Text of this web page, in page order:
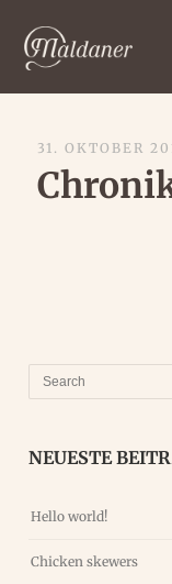
31. OKTOBER
NEUESTE
Hello world!
Chicken skewers